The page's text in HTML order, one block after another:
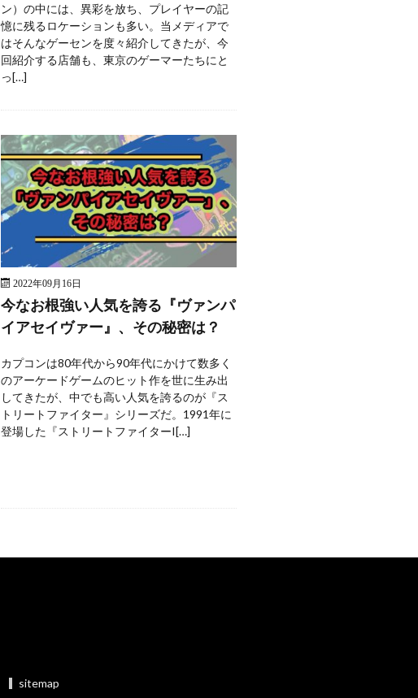
ン）の中には、異彩を放ち、プレイヤーの記
憶に残るロケーションも多い。当メディアで
はそんなゲーセンを度々紹介してきたが、今
回紹介する店舗も、東京のゲーマーたちにと
っ[…]
2022年09月16日
今なお根強い人気を誇る『ヴァンパ
イアセイヴァー』、その秘密は？
カプコンは80年代から90年代にかけて数多く
のアーケードゲームのヒット作を世に生み出
してきたが、中でも高い人気を誇るのが『ス
トリートファイター』シリーズだ。1991年に
登場した『ストリートファイターI[…]
sitemap